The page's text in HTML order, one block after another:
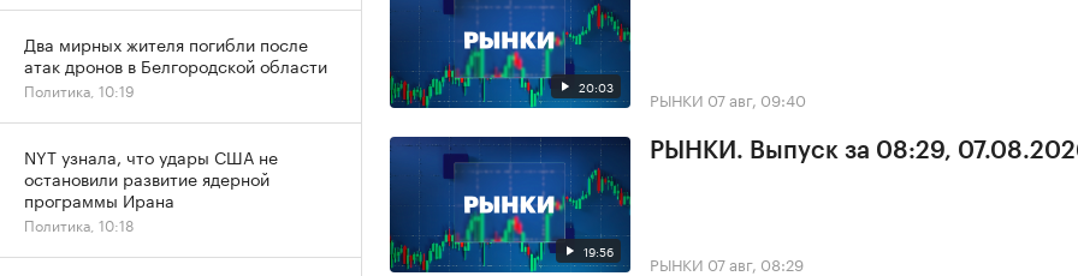
20:03 РЫНКИ 07 авг, 09:40
19:56
РЫНКИ. Выпуск за 08:29,
РЫНКИ 07 авг, 08:29
Два мирных жителя погибли после
атак дронов в Белгородской области
Политика, 10:19
NYT узнала, что удары США не
остановили развитие ядерной
программы Ирана
Политика, 10:18